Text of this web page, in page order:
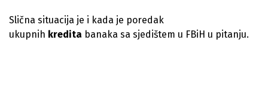
Slična situacija je i kada je poredak
ukupnih kredita banaka sa sjedištem u FBiH u pitanju.